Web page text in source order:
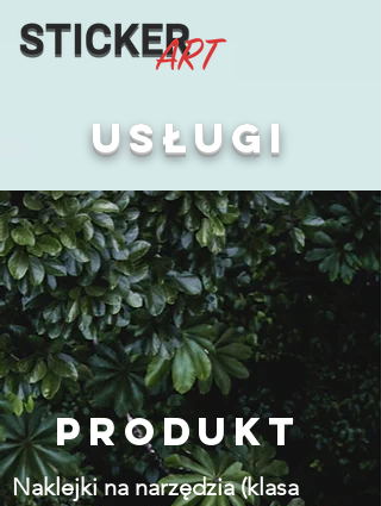
usługi
Produkt
Naklejki na narzędzia (klasa